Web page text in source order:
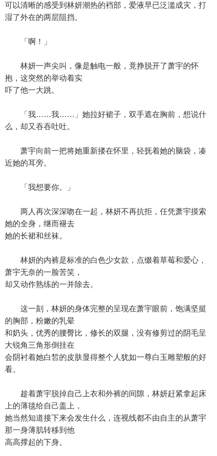
可以清晰的感受到林妍潮热的裆部，爱液早已泛滥成灾，打
湿了外在的两层阻挡。
「啊！」
林妍一声尖叫，像是触电一般，竟挣脱开了萧宇的怀
抱，这突然的举动着实
吓了他一大跳。
「我……我……」她拉好裙子，双手遮在胸前，想说什
么，却又吞吞吐吐。
萧宇向前一把将她重新搂在怀里，轻抚着她的脑袋，凑
近她的耳旁。
「我想要你。」
两人再次深深吻在一起，林妍不再抗拒，任凭萧宇摸索
她的全身，继而褪去
她的长裙和丝袜。
林妍的内裤是标准的白色少女款，点缀着草莓和爱心，
萧宇无奈的一脸苦笑，
却又动作熟练的一并除去。
这一刻，林妍的身体完整的呈现在萧宇眼前，饱满坚挺
的胸部，粉嫩的乳晕
和奶头，优秀的腰臀比，修长的双腿，没有修剪过的阴毛呈
大锐角三角形倒挂在
会阴衬着她白皙的皮肤显得整个人犹如一尊白玉雕塑般的好
看。
趁着萧宇脱掉自己上衣和外裤的间隙，林妍赶紧拿起床
上的薄毯给自己盖上，
她当然知道接下来会发生什么，连视线都不由自主的从萧宇
那一身薄肌转移到他
高高撑起的下身。